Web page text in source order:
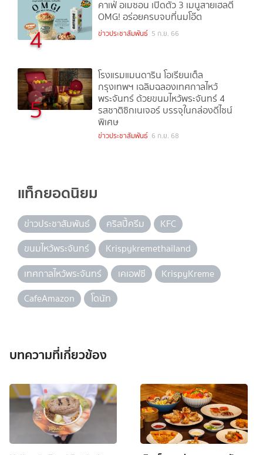
4
คาเฟ่ อเมซอน เปิดตัว 3 เมนูสายเฮลตี้
OMG! อร่อยครบจบที่นมโอ๊ต
ข่าวประชาสัมพันธ์ 5 ก.ย. 66
5
โรงแรมแมนดาริน โอเรียนเต็ล
กรุงเทพฯ เฉลิมฉลองเทศกาลไหว้
พระจันทร์ ด้วยขนมไหว้พระจันทร์ 4
รสชาติซิกเนเจอร์ บรรจุในกล่องดีไซน์
พิเศษ
ข่าวประชาสัมพันธ์ 6 ก.ย. 68
แท็กยอดนิยม
ข่าวประชาสัมพันธ์ คริสปี้ครีม
KFC
ขนมไหว้พระจันทร์
Krispykremethailand
เทศกาลไหว้พระจันทร์
เคเอฟซี
KrispyKreme
CafeAmazon
โดนัท
บทความที่เกี่ยวข้อง